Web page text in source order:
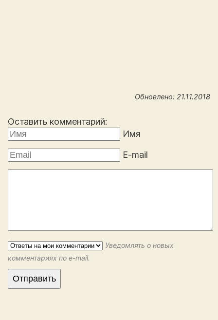
Обновлено: 21.11.2018
Оставить комментарий:
Имя
E-mail
Уведомлять о новых
комментариях по e-mail.